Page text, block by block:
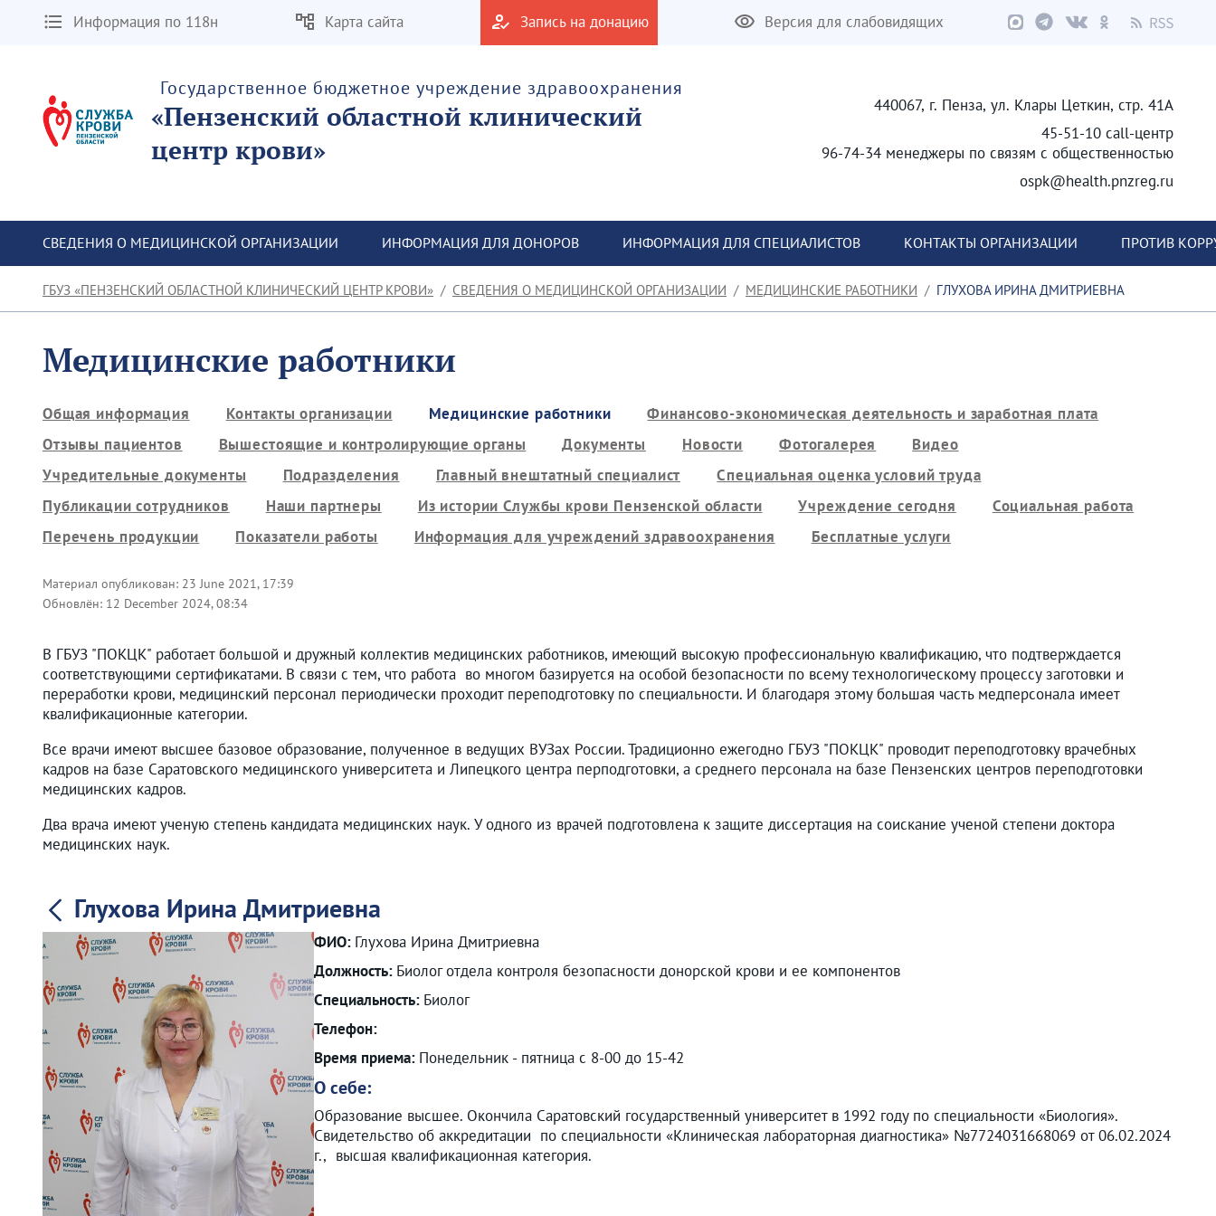
Информация по 118н Карта сайта Запись на донацию Версия для слабовидящих
Государственное бюджетное учреждение здравоохранения
«Пензенский областной клинический
центр крови»
440067, г. Пенза, ул. Клары Цеткин, стр. 41А
45-51-10 call-центр
96-74-34 менеджеры по связям с общественностью
ospk@health.pnzreg.ru
СВЕДЕНИЯ О МЕДИЦИНСКОЙ ОРГАНИЗАЦИИ ИНФОРМАЦИЯ ДЛЯ ДОНОРОВ ИНФОРМАЦИЯ ДЛЯ СПЕЦИАЛИСТОВ КОНТАКТЫ ОРГАНИЗАЦИИ ПРОТИВ
ГБУЗ «ПЕНЗЕНСКИЙ ОБЛАСТНОЙ КЛИНИЧЕСКИЙ ЦЕНТР КРОВИ» СВЕДЕНИЯ О МЕДИЦИНСКОЙ ОРГАНИЗАЦИИ МЕДИЦИНСКИЕ РАБОТНИКИ ГЛУХОВА ИРИНА ДМИТРИЕВНА
Медицинские работники
Общая информация Контакты организации Медицинские работники
Финансово-экономическая деятельность и заработная плата
Отзывы пациентов
Вышестоящие и контролирующие органы Документы Новости Фотогалерея
Видео
Учредительные документы
Подразделения Главный внештатный специалист
Специальная оценка условий труда
Публикации сотрудников
Наши партнеры Из истории Службы крови Пензенской области Учреждение сегодня
Социальная работа
Перечень продукции
Показатели работы Информация для учреждений здравоохранения Бесплатные услуги
Материал опубликован: 23 June 2021, 17:39
Обновлён: 12 December 2024, 08:34
В ГБУЗ "ПОКЦК" работает большой и дружный коллектив медицинских работников, имеющий высокую профессиональную квалификацию, что подтверждается
соответствующими сертификатами. В связи с тем, что работа во многом базируется на особой безопасности по всему технологическому процессу заготовки и
переработки крови, медицинский персонал периодически проходит переподготовку по специальности. И благодаря этому большая часть медперсонала имеет
квалификационные категории.
Все врачи имеют высшее базовое образование, полученное в ведущих ВУЗах России. Традиционно ежегодно ГБУЗ "ПОКЦК" проводит переподготовку врачебных
кадров на базе Саратовского медицинского университета и Липецкого центра перподготовки, а среднего персонала на базе Пензенских центров переподготовки
медицинских кадров.
Два врача имеют ученую степень кандидата медицинских наук. У одного из врачей подготовлена к защите диссертация на соискание ученой степени доктора
медицинских наук.
Глухова Ирина Дмитриевна
ФИО: Глухова Ирина Дмитриевна
Должность: Биолог отдела контроля безопасности донорской крови и ее компонентов
Специальность: Биолог
Телефон:
Время приема: Понедельник - пятница с 8-00 до 15-42
О себе:
Образование высшее. Окончила Саратовский государственный университет в 1992 году по специальности «Биология».
Свидетельство об аккредитации по специальности «Клиническая лабораторная диагностика» №7724031668069 от 06.02.2024
г., высшая квалификационная категория.